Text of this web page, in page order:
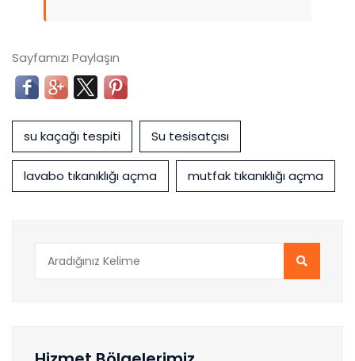
Sayfamızı Paylaşın
su kaçağı tespiti Su tesisatçısı
lavabo tıkanıklığı açma mutfak tıkanıklığı açma